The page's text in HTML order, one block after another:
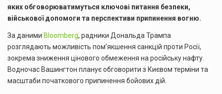
яких обговорюватимуться ключові питання безпеки,
військової допомоги та перспективи припинення вогню.
За даними Bloomberg, радники Дональда Трампа
розглядають можливість пом’якшення санкцій проти Росії,
зокрема зниження цінового обмеження на російську нафту.
Водночас Вашингтон планує обговорити з Києвом терміни та
масштаби початкового припинення бойових дій.